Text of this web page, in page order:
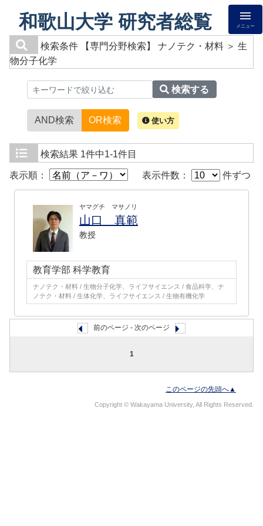
和歌山大学 研究者総覧 メニュー
検索条件
【専門分野検索】 ナノテク・材料 ＞ 生
物分子化学
検索する
AND検索 OR検索 使い方
検索結果 1件中1-1件目
表示順： 表示件数： 件ずつ
ヤマグチ マサノリ
山口 真範
教授
教育学部 科学教育
ナノテク・材料 / 生物分子化学、ライフサイエンス / 食品科学、ナ
ノテク・材料 / 生体化学、ライフサイエンス / 生物有機化学
前のページ - 次のページ
1
このページの先頭へ▲
Copyright © Wakayama University, All Rights Reserved.